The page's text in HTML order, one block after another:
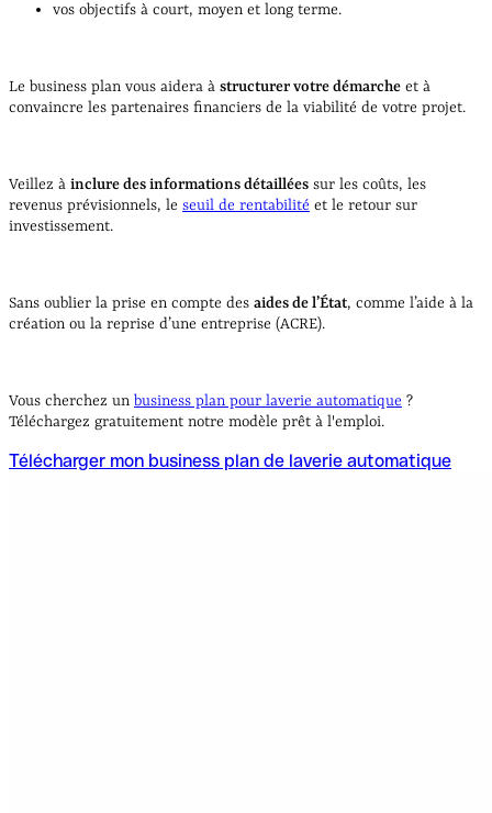
vos objectifs à court, moyen et long terme.
Le business plan vous aidera à structurer votre démarche et à
convaincre les partenaires financiers de la viabilité de votre projet.
Veillez à inclure des informations détaillées sur les coûts, les
revenus prévisionnels, le seuil de rentabilité et le retour sur
investissement.
Sans oublier la prise en compte des aides de l’État, comme l’aide à la
création ou la reprise d’une entreprise (ACRE).
Vous cherchez un business plan pour laverie automatique ?
Téléchargez gratuitement notre modèle prêt à l'emploi.
Télécharger mon business plan de laverie automatique